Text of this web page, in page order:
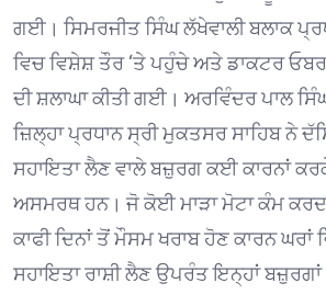
ਗਈ। ਸਿਮਰਜੀਤ ਸਿੰਘ ਲੱਖੇਵਾਲੀ ਬਲਾਕ
ਵਿਚ ਵਿਸ਼ੇਸ਼ ਤੌਰ ‘ਤੇ ਪਹੁੰਚੇ ਅਤੇ ਡਾਕਟਰ
ਦੀ ਸ਼ਲਾਘਾ ਕੀਤੀ ਗਈ। ਅਰਵਿੰਦਰ ਪਾਲ
ਜ਼ਿਲ੍ਹਾ ਪ੍ਰਧਾਨ ਸ੍ਰੀ ਮੁਕਤਸਰ ਸਾਹਿਬ ਨੇ
ਸਹਾਇਤਾ ਲੈਣ ਵਾਲੇ ਬਜ਼ੁਰਗ ਕਈ ਕਾਰਨਾਂ
ਅਸਮਰਥ ਹਨ। ਜੋ ਕੋਈ ਮਾੜਾ ਮੋਟਾ ਕੰਮ
ਕਾਫੀ ਦਿਨਾਂ ਤੋਂ ਮੌਸਮ ਖਰਾਬ ਹੋਣ ਕਾਰਨ ਘਰਾਂ
ਸਹਾਇਤਾ ਰਾਸ਼ੀ ਲੈਣ ਉਪਰੰਤ ਇਨ੍ਹਾਂ